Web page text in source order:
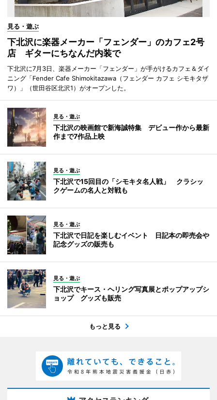
見る・遊ぶ
下北沢に楽器メーカー「フェンダー」のカフェ2号
店 ギターにちなんだ内装で
下北沢に7月3日、楽器メーカー「フェンダー」が手がけるカフェ＆ダイ
ニング「Fender Cafe Shimokitazawa（フェンダー カフェ シモキタザ
ワ）」（世田谷区北沢1）がオープンした。
見る・遊ぶ
下北沢の映画館で新海誠特集 デビュー作から最新
作まで7作品上映
見る・遊ぶ
下北沢で15回目の「シモキタ名人戦」 クラシッ
クゲームの名人と対戦も
見る・遊ぶ
下北沢で日記を楽しむイベント 日記本の即売会や
記念グッズの販売も
見る・遊ぶ
下北沢でキース・ヘリング写真展とポップアップシ
ョップ グッズも販売
もっと見る